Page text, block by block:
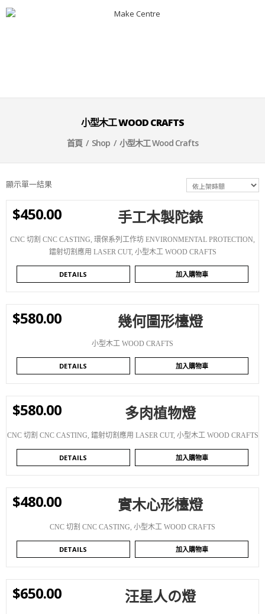
小型木工 WOOD CRAFTS
首頁/ Shop / 小型木工 Wood Crafts
顯示單一結果
$450.00 手工木製陀錶
CNC 切割 CNC CASTING, 環保系列工作坊 ENVIRONMENTAL PROTECTION,
鐳射切割應用 LASER CUT, 小型木工 WOOD CRAFTS
DETAILS 加入購物車
$580.00 幾何圖形檯燈
小型木工 WOOD CRAFTS
DETAILS 加入購物車
$580.00 多肉植物燈
CNC 切割 CNC CASTING, 鐳射切割應用 LASER CUT, 小型木工 WOOD CRAFTS
DETAILS 加入購物車
$480.00 實木心形檯燈
CNC 切割 CNC CASTING, 小型木工 WOOD CRAFTS
DETAILS 加入購物車
$650.00 汪星人の燈